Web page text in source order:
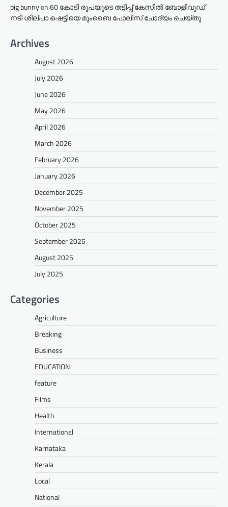
big bunnyon60 കോടി രൂപയുടെ തട്ടിപ്പ് കേസിൽ ബോളിവുഡ്
നടി ശില്പാ ഷെട്ടിയെ മുംബൈ പോലീസ് ചോദ്യം ചെയ്തു
Archives
August 2026
July 2026
June 2026
May 2026
April 2026
March 2026
February 2026
January 2026
December 2025
November 2025
October 2025
September 2025
August 2025
July 2025
Categories
Agriculture
Breaking
Business
EDUCATION
feature
Films
Health
International
Karnataka
Kerala
Local
National